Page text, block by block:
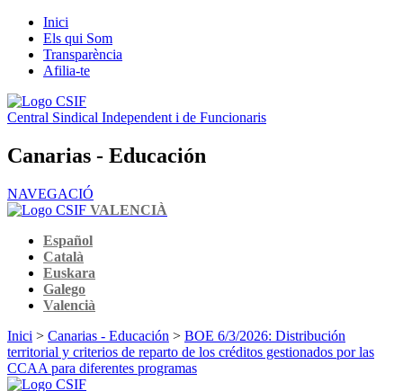
Inici
Els qui Som
Transparència
Afilia-te
Central Sindical Independent i de Funcionaris
Canarias - Educación
NAVEGACIÓ
VALENCIÀ
Español
Català
Euskara
Galego
Valencià
Inici > Canarias - Educación > BOE 6/3/2026: Distribución
territorial y criterios de reparto de los créditos gestionados por las
CCAA para diferentes programas